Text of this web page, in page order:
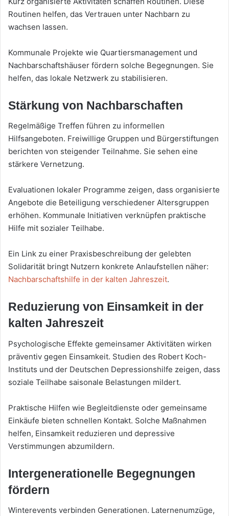
Routinen helfen, das Vertrauen unter Nachbarn zu
wachsen lassen.
Kommunale Projekte wie Quartiersmanagement und
Nachbarschaftshäuser fördern solche Begegnungen. Sie
helfen, das lokale Netzwerk zu stabilisieren.
Stärkung von Nachbarschaften
Regelmäßige Treffen führen zu informellen
Hilfsangeboten. Freiwillige Gruppen und Bürgerstiftungen
berichten von steigender Teilnahme. Sie sehen eine
stärkere Vernetzung.
Evaluationen lokaler Programme zeigen, dass organisierte
Angebote die Beteiligung verschiedener Altersgruppen
erhöhen. Kommunale Initiativen verknüpfen praktische
Hilfe mit sozialer Teilhabe.
Ein Link zu einer Praxisbeschreibung der gelebten
Solidarität bringt Nutzern konkrete Anlaufstellen näher:
Nachbarschaftshilfe in der kalten Jahreszeit.
Reduzierung von Einsamkeit in der
kalten Jahreszeit
Psychologische Effekte gemeinsamer Aktivitäten wirken
präventiv gegen Einsamkeit. Studien des Robert Koch-
Instituts und der Deutschen Depressionshilfe zeigen, dass
soziale Teilhabe saisonale Belastungen mildert.
Praktische Hilfen wie Begleitdienste oder gemeinsame
Einkäufe bieten schnellen Kontakt. Solche Maßnahmen
helfen, Einsamkeit reduzieren und depressive
Verstimmungen abzumildern.
Intergenerationelle Begegnungen
fördern
Winterevents verbinden Generationen. Laternenumzüge,